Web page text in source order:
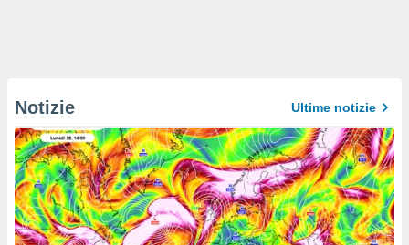
Notizie Ultime notizie